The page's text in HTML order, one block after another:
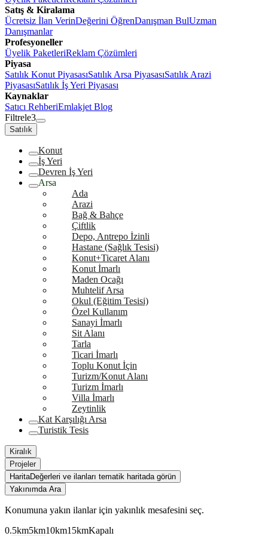
Satış & Kiralama
Ücretsiz İlan VerinDeğerini ÖğrenDanışman BulUzman
Danışmanlar
Profesyoneller
Üyelik PaketleriReklam Çözümleri
Piyasa
Satılık Konut PiyasasıSatılık Arsa PiyasasıSatılık Arazi
PiyasasıSatılık İş Yeri Piyasası
Kaynaklar
Satıcı RehberiEmlakjet Blog
Filtrele3
Satılık
Konut
İş Yeri
Devren İş Yeri
Arsa
Ada
Arazi
Bağ & Bahçe
Çiftlik
Depo, Antrepo İzinli
Hastane (Sağlık Tesisi)
Konut+Ticaret Alanı
Konut İmarlı
Maden Ocağı
Muhtelif Arsa
Okul (Eğitim Tesisi)
Özel Kullanım
Sanayi İmarlı
Sit Alanı
Tarla
Ticari İmarlı
Toplu Konut İçin
Turizm/Konut Alanı
Turizm İmarlı
Villa İmarlı
Zeytinlik
Kat Karşılığı Arsa
Turistik Tesis
Kiralık
Projeler
HaritaDeğerleri ve ilanları tematik haritada görün
Yakınımda Ara
Konumuna yakın ilanlar için yakınlık mesafesini seç.
0.5km5km10km15kmKapalı